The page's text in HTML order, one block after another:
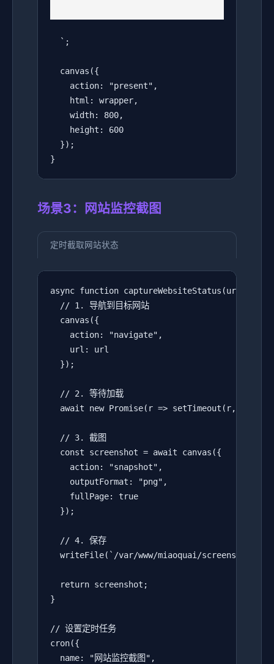
  `;
  canvas({
    action: "present",
    html: wrapper,
    width: 800,
    height: 600
  });
}
场景3：网站监控截图
定时截取网站状态
async function captureWebsiteStatus(url) {
  // 1. 导航到目标网站
  canvas({
    action: "navigate",
    url: url
  });
  // 2. 等待加载
await new Promise(r => setTimeout(r,
  // 3. 截图
  const screenshot = await canvas({
    action: "snapshot",
    outputFormat: "png",
    fullPage: true
  });
  // 4. 保存
writeFile(`/var/www/miaoquai/screenshots/
  return screenshot;
}
// 设置定时任务
cron({
  name: "网站监控截图",